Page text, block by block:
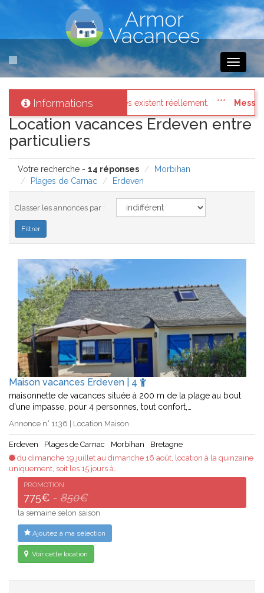
Toggle
Informations
Messages des internautes pressés: Connectez
Location vacances Erdeven entre
particuliers
Votre recherche - 14 réponses
Morbihan
Plages de Carnac
Erdeven
Classer les annonces par :
Maison vacances Erdeven | 4
maisonnette de vacances située à 200 m de la plage au bout
d'une impasse, pour 4 personnes, tout confort,…
Annonce n° 1136 | Location Maison
Erdeven Plages de Carnac Morbihan
Bretagne
du dimanche 19 juillet au dimanche 16 août, location à la quinzaine
uniquement, soit les 15 jours à…
PROMOTION
775€ - 850€
la semaine selon saison
Ajoutez à ma sélection
Voir cette location